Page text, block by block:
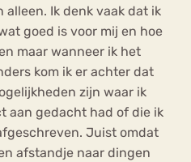
alleen. Ik denk vaak dat ik
goed is voor mij en hoe
maar wanneer ik het
kom ik er achter dat
zijn waar ik
aan gedacht had of die ik
Juist omdat
afstandje naar dingen